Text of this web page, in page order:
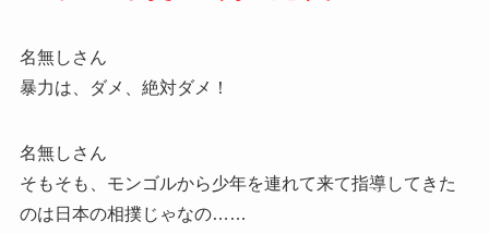
名無しさん
暴力は、ダメ、絶対ダメ！
名無しさん
そもそも、モンゴルから少年を連れて来て指導してきた
のは日本の相撲じゃなの……